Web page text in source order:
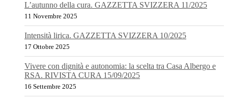
L’autunno della cura. GAZZETTA SVIZZERA 11/2025
11 Novembre 2025
Intensità lirica. GAZZETTA SVIZZERA 10/2025
17 Ottobre 2025
Vivere con dignità e autonomia: la scelta tra Casa Albergo e
RSA. RIVISTA CURA 15/09/2025
16 Settembre 2025